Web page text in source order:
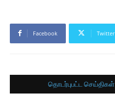
Facebook Twitter
தொடர்புபட்ட செய்திகள்